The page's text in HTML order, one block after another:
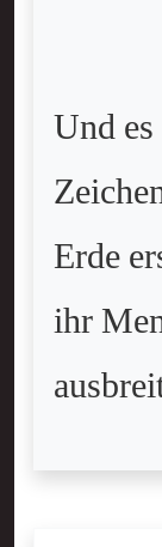
Und
Erde
ihr